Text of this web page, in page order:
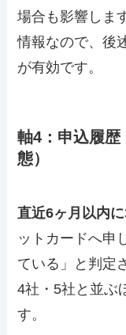
場合も影響しま
情報なので、後
が有効です。
軸4：申込履
態）
直近6ヶ月以内
ットカードへ申
ている」と判定
4社・5社と並ぶ
す。